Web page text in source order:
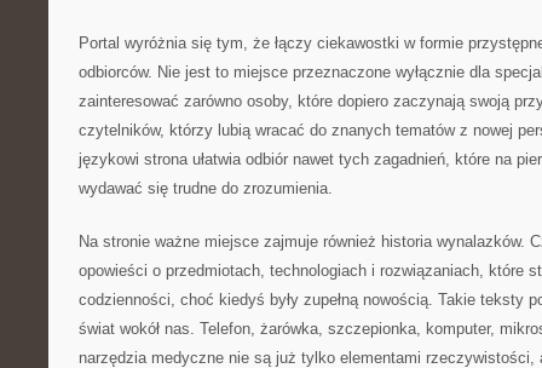
Portal wyróżnia się tym, że łączy ciekawostki w formie
odbiorców. Nie jest to miejsce przeznaczone wyłącznie dla
zainteresować zarówno osoby, które dopiero zaczynają swoją
czytelników, którzy lubią wracać do znanych tematów z nowej
językowi strona ułatwia odbiór nawet tych zagadnień, które na
wydawać się trudne do zrozumienia.
Na stronie ważne miejsce zajmuje również historia wynalazków.
opowieści o przedmiotach, technologiach i rozwiązaniach, które
codzienności, choć kiedyś były zupełną nowością. Takie teksty
świat wokół nas. Telefon, żarówka, szczepionka, komputer,
narzędzia medyczne nie są już tylko elementami rzeczywistości,